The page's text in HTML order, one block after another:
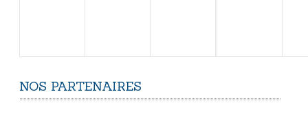
NOS PARTENAIRES